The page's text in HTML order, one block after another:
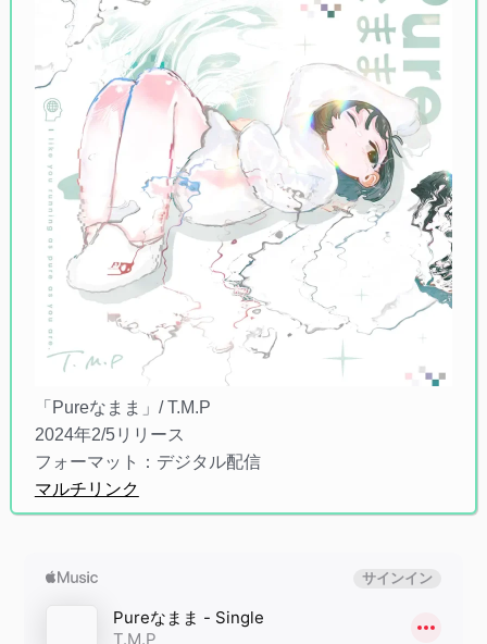
「Pureなまま」/ T.M.P
2024年2/5リリース
フォーマット：デジタル配信
マルチリンク